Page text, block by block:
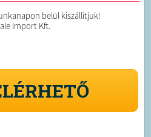
belül kiszállítjuk!
Import Kft.